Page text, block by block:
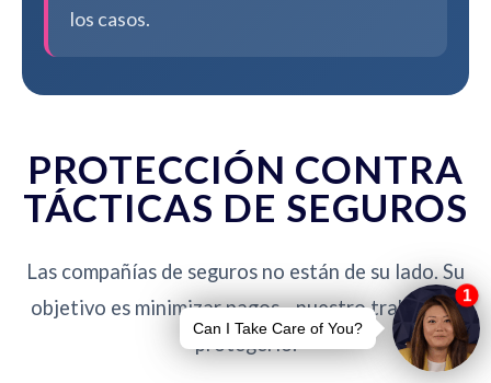
los casos.
PROTECCIÓN CONTRA
TÁCTICAS DE SEGUROS
Las compañías de seguros no están de su lado. Su
objetivo es minimizar pagos - nuestro trabajo es
protegerlo.